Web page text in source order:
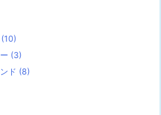
(10)
(3)
ド (8)